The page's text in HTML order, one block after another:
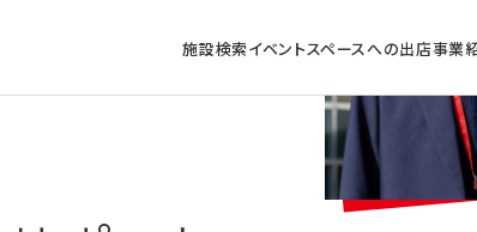
施設検索イベントスペースへの出店事業